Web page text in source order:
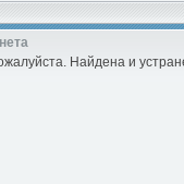
Найдена и